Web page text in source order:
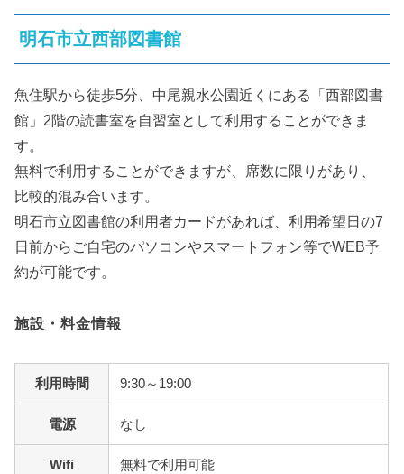
明石市立西部図書館
魚住駅から徒歩5分、中尾親水公園近くにある「西部図書
館」2階の読書室を自習室として利用することができま
す。
無料で利用することができますが、席数に限りがあり、
比較的混み合います。
明石市立図書館の利用者カードがあれば、利用希望日の7
日前からご自宅のパソコンやスマートフォン等でWEB予
約が可能です。
施設・料金情報
利用時間 9:30～19:00
電源 なし
Wifi 無料で利用可能